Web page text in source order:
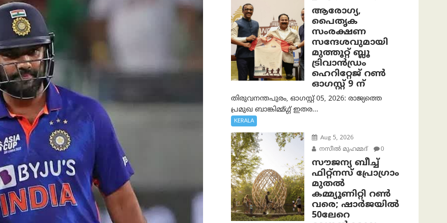
ആരോഗ്യ,
പൈതൃക
സംരക്ഷണ
സന്ദേശവുമായി
മുത്തൂറ്റ് ബ്ലൂ
ട്രിവാൻഡ്രം
ഹെറിറ്റേജ് റൺ
ഓഗസ്റ്റ് 9 ന്
തിരുവനന്തപുരം, ഓഗസ്റ്റ് 05, 2026: രാജ്യത്തെ
പ്രമുഖ ബാങ്കിമ്മ്ഗ്ഗ് ഇതര...
KERALA
Aug 5, 2026
നസീല്‍ മുഹമ്മദ്
0
സൗജന്യ ബീച്ച്
ഫിറ്റ്നസ് പ്രോ​ഗ്രാം
മുതൽ
കമ്മ്യൂണിറ്റി റൺ
വരെ; ഷാർജയിൽ
50ലേറെ